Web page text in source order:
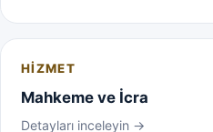
HIZMET
Mahkeme ve İcra
Detayları inceleyin →